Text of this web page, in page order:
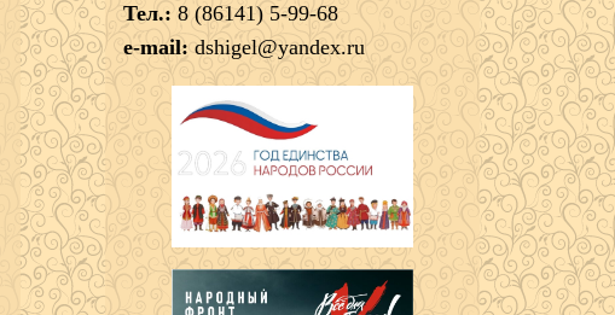
Тел.: 8 (86141) 5-99-68
e-mail: dshigel@yandex.ru